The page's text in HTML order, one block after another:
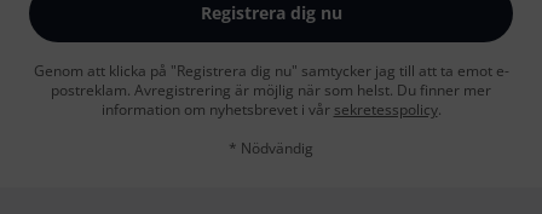
Registrera dig nu
Genom att klicka på "Registrera dig nu" samtycker jag till att ta emot e-
postreklam. Avregistrering är möjlig när som helst. Du finner mer
information om nyhetsbrevet i vår sekretesspolicy.
* Nödvändig